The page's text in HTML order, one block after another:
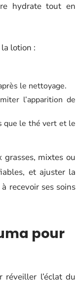
hydrate tout en
lotion :
le nettoyage.
l’apparition de
que le thé vert et le
mixtes ou
et ajuster la
recevoir ses soins
pour
l’éclat du